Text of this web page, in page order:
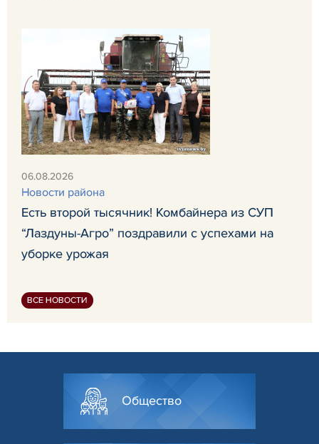
06.08.2026
Новости района
Есть второй тысячник! Комбайнера из СУП
“Лаздуны-Агро” поздравили с успехами на
уборке урожая
ВСЕ НОВОСТИ
Общество